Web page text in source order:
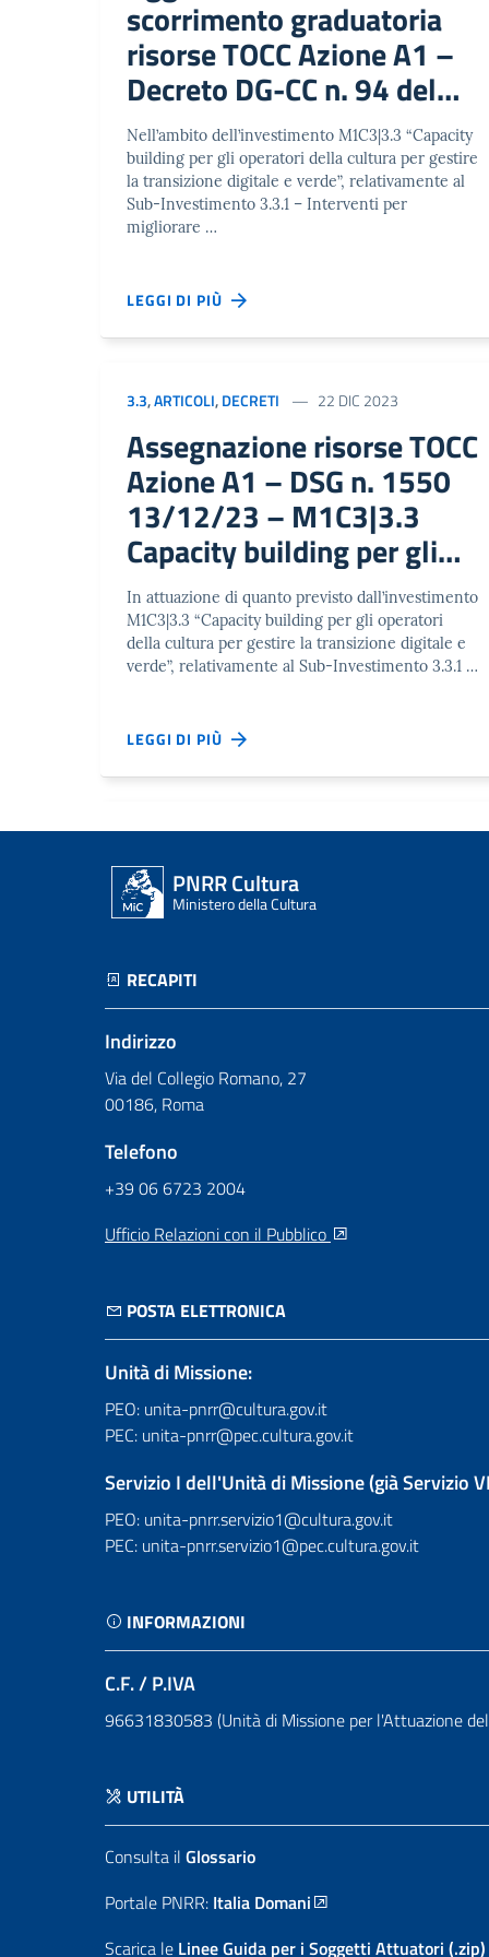
scorrimento graduatoria
risorse TOCC Azione A1 –
Decreto DG-CC n. 94 del
21/03/25 – M1C3|3.3
Capacity building per gli
operatori della cultura per
gestire la transizione
Nell’ambito dell’investimento M1C3|3.3 “Capacity
building per gli operatori della cultura per gestire
la transizione digitale e verde”, relativamente al
Sub-Investimento 3.3.1 – Interventi per
migliorare …
LEGGI DI PIÙ
3.3,ARTICOLI,DECRETI 22 DIC 2023
Assegnazione risorse TOCC
Azione A1 – DSG n. 1550
13/12/23 – M1C3|3.3
Capacity building per gli
operatori della cultura per
gestire la transizione
digitale e verde
In attuazione di quanto previsto dall’investimento
M1C3|3.3 “Capacity building per gli operatori
della cultura per gestire la transizione digitale e
verde”, relativamente al Sub-Investimento 3.3.1 …
LEGGI DI PIÙ
PNRR Cultura
Ministero della Cultura
RECAPITI
Indirizzo
Via del Collegio Romano, 27
00186, Roma
Telefono
+39 06 6723 2004
Ufficio Relazioni con il Pubblico
POSTA ELETTRONICA
Unità di Missione:
PEO: unita-pnrr@cultura.gov.it
PEC: unita-pnrr@pec.cultura.gov.it
Servizio I dell'Unità di Missione (già Servizio
PEO: unita-pnrr.servizio1@cultura.gov.it
PEC: unita-pnrr.servizio1@pec.cultura.gov.it
INFORMAZIONI
C.F. / P.IVA
96631830583 (Unità di Missione per l'Attuazione
UTILITÀ
Consulta il Glossario
Portale PNRR: Italia Domani
Scarica le Linee Guida per i Soggetti Attuatori (.zip)